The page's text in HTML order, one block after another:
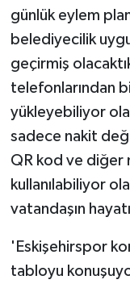
günlük eylem
belediyecilik
geçirmiş
telefonlarından
yükleyebiliyor
sadece nakit
QR kod ve diğer
kullanılabiliyor
vatandaşın
'Eskişehirspor
tabloyu